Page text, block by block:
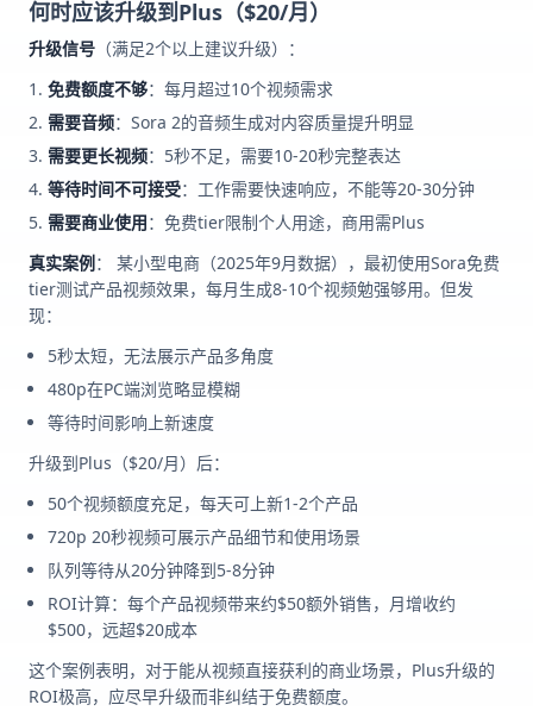
何时应该升级到Plus（$20/月）
升级信号 （满足2个以上建议升级）：
免费额度不够：每月超过10个视频需求
需要音频：Sora 2的音频生成对内容质量提升明显
需要更长视频：5秒不足，需要10-20秒完整表达
等待时间不可接受：工作需要快速响应，不能等20-30分钟
需要商业使用：免费tier限制个人用途，商用需Plus
真实案例： 某小型电商（2025年9月数据），最初使用Sora免费
tier测试产品视频效果，每月生成8-10个视频勉强够用。但发
现：
5秒太短，无法展示产品多角度
480p在PC端浏览略显模糊
等待时间影响上新速度
升级到Plus（$20/月）后：
50个视频额度充足，每天可上新1-2个产品
720p 20秒视频可展示产品细节和使用场景
队列等待从20分钟降到5-8分钟
ROI计算：每个产品视频带来约$50额外销售，月增收约
$500，远超$20成本
这个案例表明，对于能从视频直接获利的商业场景，Plus升级的
ROI极高，应尽早升级而非纠结于免费额度。